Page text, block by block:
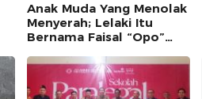
Anak Muda Yang Menolak
Menyerah; Lelaki Itu
Bernama Faisal “Opo”